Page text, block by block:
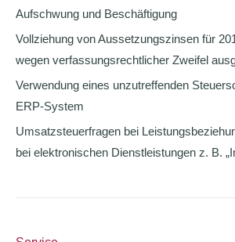
Aufschwung und Beschäftigung
Vollziehung von Aussetzungszinsen für
wegen verfassungsrechtlicher Zweifel
Verwendung eines unzutreffenden
ERP-System
Umsatzsteuerfragen bei
bei elektronischen Dienstleistungen z. B.